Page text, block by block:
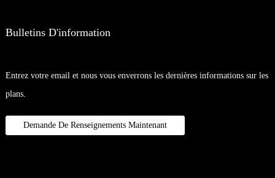
Bulletins D'information
Entrez votre email et nous vous enverrons les dernières informations sur les
plans.
Demande De Renseignements Maintenant